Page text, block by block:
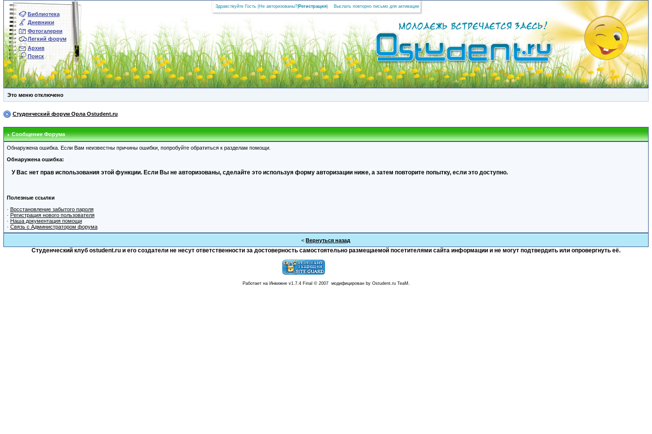
Библиотека
Дневники
Фотогалереи
Легкий форум
Архив
Поиск
Здравствуйте Гость (Не авторизованы? Регистрация) Выслать повторно письмо для активации
Это меню отключено
Студенческий форум Орла Ostudent.ru
Сообщение Форума
Обнаружена ошибка. Если Вам неизвестны причины ошибки, попробуйте обратиться к разделам помощи.
Обнаружена ошибка:
У Вас нет прав использования этой функции. Если Вы не авторизованы, сделайте это используя форму авторизации ниже, а затем повторите попытку, если это доступно.
Полезные ссылки
· Восстановление забытого пароля
· Регистрация нового пользователя
· Наша документация помощи
· Связь с Администратором форума
<Вернуться назад
Студенческий клуб ostudent.ru и его создатели не несут ответственности за достоверность самостоятельно размещаемой посетителями сайта информации и не могут подтвердить или опровергнуть её.
Работает на Инвижне v1.7.4 Final © 2007 модифицирован by Ostudent.ru TeaM.